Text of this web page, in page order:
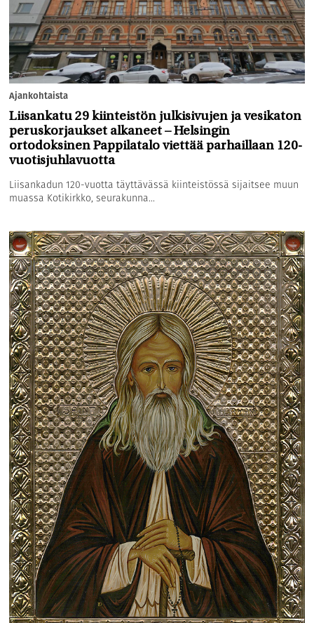
Ajankohtaista
Liisankatu 29 kiinteistön julkisivujen ja vesikaton
peruskorjaukset alkaneet – Helsingin
ortodoksinen Pappilatalo viettää parhaillaan 120-
vuotisjuhlavuotta
Liisankadun 120-vuotta täyttävässä kiinteistössä sijaitsee muun
muassa Kotikirkko, seurakunna...